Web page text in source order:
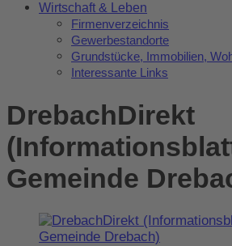
Wirtschaft & Leben
Firmenverzeichnis
Gewerbestandorte
Grundstücke, Immobilien,
Interessante Links
DrebachDirekt
Gemeinde